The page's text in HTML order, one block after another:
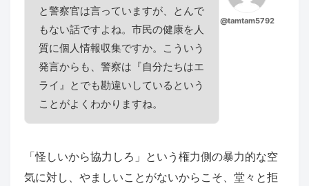
@tamtam5792
と警察官は言っていますが、とんで
もない話ですよね。市民の健康を人
質に個人情報収集ですか。こういう
発言からも、警察は『自分たちはエ
ライ』とでも勘違いしているという
ことがよくわかりますね。
「怪しいから協力しろ」という権力側の暴力的な空
気に対し、やましいことがないからこそ、堂々と拒